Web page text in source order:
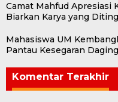
Camat Mahfud Apresiasi
Biarkan Karya yang
Mahasiswa UM
Pantau Kesegaran
Komentar Terakhir